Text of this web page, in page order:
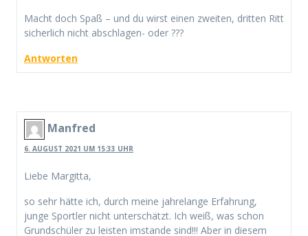
Macht doch Spaß – und du wirst einen zweiten, dritten Ritt
sicherlich nicht abschlagen- oder ???
Antworten
Manfred
6. AUGUST 2021 UM 15:33 UHR
Liebe Margitta,
so sehr hätte ich, durch meine jahrelange Erfahrung,
junge Sportler nicht unterschätzt. Ich weiß, was schon
Grundschüler zu leisten imstande sind!!! Aber in diesem